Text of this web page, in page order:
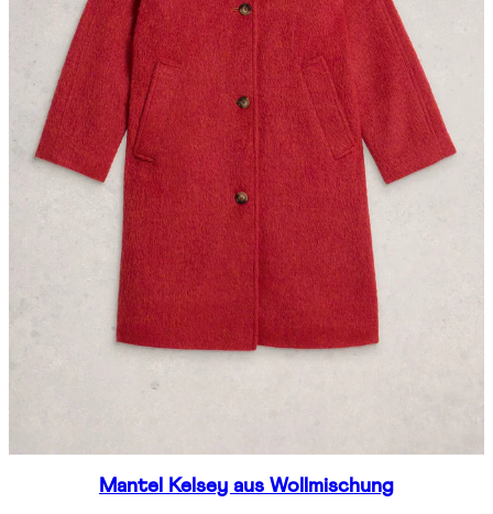
Mantel Kelsey aus Wollmischung